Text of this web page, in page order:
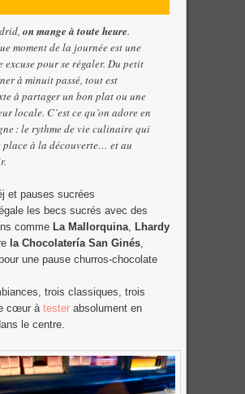
on mange à toute heure.
moment de la journée est une
excuse pour se régaler. Du petit
à minuit passé, tout est
à partager un bon plat ou une
locale. C’est ce qu’on adore en
: le rythme de vie culinaire qui
place à la découverte… et au
et pauses sucrées
les becs sucrés avec des
comme La Mallorquina, Lhardy
la Chocolatería San Ginés,
une pause churros-chocolate
trois classiques, trois
cœur àtesterabsolument en
le centre.